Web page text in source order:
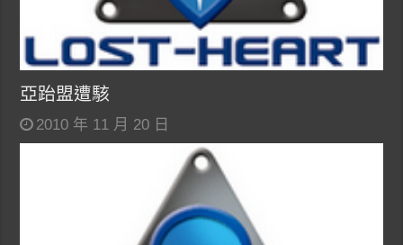
亞跆盟遭駭
2010 年 11 月 20 日